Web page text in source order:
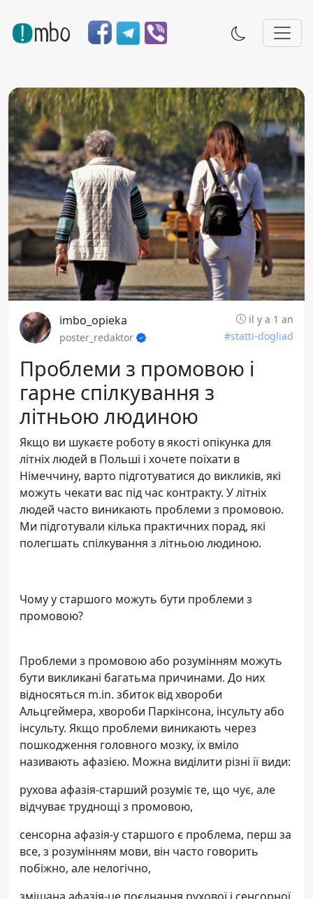
imbo_opieka
il y a 1 an
poster_redaktor
#statti-dogliad
Проблеми з промовою і
гарне спілкування з
літньою людиною
Якщо ви шукаєте роботу в якості опікунка для
літніх людей в Польші і хочете поїхати в
Німеччину, варто підготуватися до викликів, які
можуть чекати вас під час контракту. У літніх
людей часто виникають проблеми з промовою.
Ми підготували кілька практичних порад, які
полегшать спілкування з літньою людиною.
Чому у старшого можуть бути проблеми з
промовою?
Проблеми з промовою або розумінням можуть
бути викликані багатьма причинами. До них
відносяться m.in. збиток від хвороби
Альцгеймера, хвороби Паркінсона, інсульту або
інсульту. Якщо проблеми виникають через
пошкодження головного мозку, їх вміло
називають афазією. Можна виділити різні її види:
рухова афазія-старший розуміє те, що чує, але
відчуває труднощі з промовою,
сенсорна афазія-у старшого є проблема, перш за
все, з розумінням мови, він часто говорить
побіжно, але нелогічно,